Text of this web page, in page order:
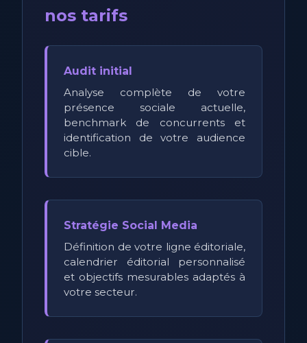
nos tarifs
Audit initial
Analyse complète de votre
présence sociale actuelle,
benchmark de concurrents et
identification de votre audience
cible.
Stratégie Social Media
Définition de votre ligne éditoriale,
calendrier éditorial personnalisé
et objectifs mesurables adaptés à
votre secteur.